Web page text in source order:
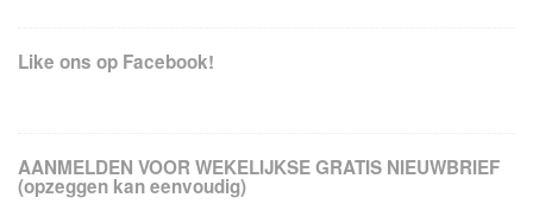
Like ons op Facebook!
AANMELDEN VOOR WEKELIJKSE GRATIS NIEUWBRIEF
(opzeggen kan eenvoudig)